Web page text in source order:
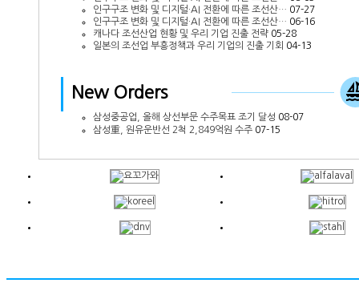
인구구조 변화 및 디지털·AI 전환에 따른 조선산… 07-27
인구구조 변화 및 디지털·AI 전환에 따른 조선산… 06-16
캐나다 조선산업 현황 및 우리 기업 진출 전략 05-28
일본의 조선업 부흥정책과 우리 기업의 진출 기회 04-13
New Orders
삼성중공업, 올해 상선부문 수주목표 조기 달성 08-07
삼성重, 원유운반선 2척 2,849억원 수주 07-15